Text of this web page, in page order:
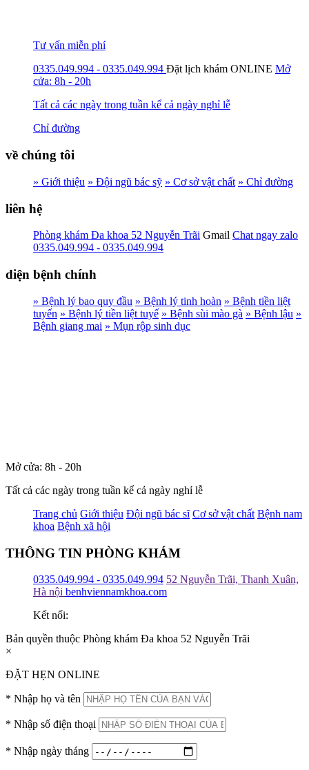
Tư vấn miễn phí
0335.049.994 - 0335.049.994 Đặt lịch khám ONLINE Mở
cửa: 8h - 20h
Tất cả các ngày trong tuần kể cả ngày nghỉ lễ
Chỉ đường
về chúng tôi
» Giới thiệu » Đội ngũ bác sỹ » Cơ sở vật chất » Chỉ đường
liên hệ
Phòng khám Đa khoa 52 Nguyễn Trãi Gmail Chat ngay zalo
0335.049.994 - 0335.049.994
diện bệnh chính
» Bệnh lý bao quy đầu » Bệnh lý tinh hoàn » Bệnh tiền liệt
tuyến » Bệnh lý tiền liệt tuyế » Bệnh sùi mào gà » Bệnh lậu »
Bệnh giang mai » Mụn rộp sinh dục
Mở cửa: 8h - 20h
Tất cả các ngày trong tuần kể cả ngày nghỉ lễ
Trang chủ Giới thiệu Đội ngũ bác sĩ Cơ sở vật chất Bệnh nam
khoa Bệnh xã hội
THÔNG TIN PHÒNG KHÁM
0335.049.994 - 0335.049.994 52 Nguyễn Trãi, Thanh Xuân,
Hà nội benhviennamkhoa.com
Kết nối:
Bản quyền thuộc Phòng khám Đa khoa 52 Nguyễn Trãi
×
ĐẶT HẸN ONLINE
* Nhập họ và tên
* Nhập số điện thoại
* Nhập ngày tháng